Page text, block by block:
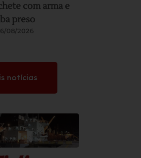
com arma e
preso
08/2026
notícias